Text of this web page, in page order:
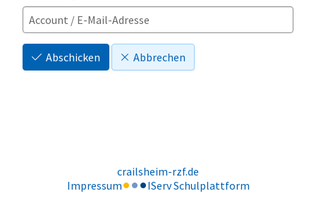
Abschicken Abbrechen
crailsheim-rzf.de
Impressum
IServ Schulplattform